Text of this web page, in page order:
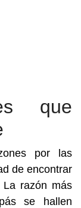
que
por las
de encontrar
La razón más
se hallen